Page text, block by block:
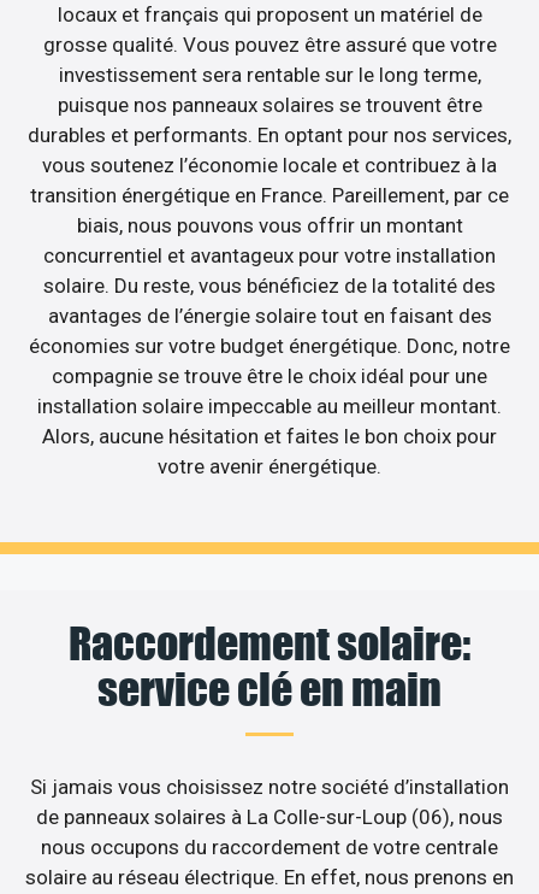
locaux et français qui proposent un matériel de
grosse qualité. Vous pouvez être assuré que votre
investissement sera rentable sur le long terme,
puisque nos panneaux solaires se trouvent être
durables et performants. En optant pour nos services,
vous soutenez l’économie locale et contribuez à la
transition énergétique en France. Pareillement, par ce
biais, nous pouvons vous offrir un montant
concurrentiel et avantageux pour votre installation
solaire. Du reste, vous bénéficiez de la totalité des
avantages de l’énergie solaire tout en faisant des
économies sur votre budget énergétique. Donc, notre
compagnie se trouve être le choix idéal pour une
installation solaire impeccable au meilleur montant.
Alors, aucune hésitation et faites le bon choix pour
votre avenir énergétique.
Raccordement solaire:
service clé en main
Si jamais vous choisissez notre société d’installation
de panneaux solaires à La Colle-sur-Loup (06), nous
nous occupons du raccordement de votre centrale
solaire au réseau électrique. En effet, nous prenons en